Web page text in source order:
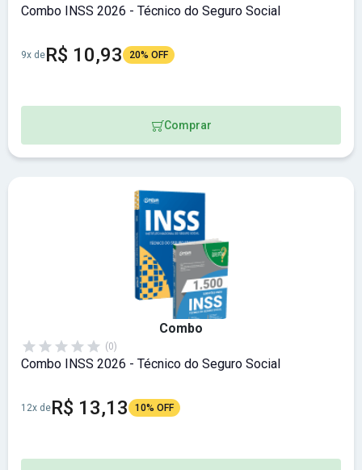
Combo INSS 2026 - Técnico do Seguro Social
9x deR$ 10,93 20% OFF
Comprar
Combo
(0)
Combo INSS 2026 - Técnico do Seguro Social
12x deR$ 13,13 10% OFF